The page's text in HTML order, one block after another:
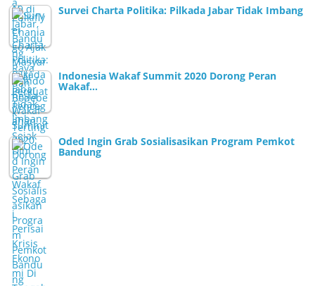
Survei Charta Politika: Pilkada Jabar Tidak Imbang
Indonesia Wakaf Summit 2020 Dorong Peran
Wakaf…
Oded Ingin Grab Sosialisasikan Program Pemkot
Bandung